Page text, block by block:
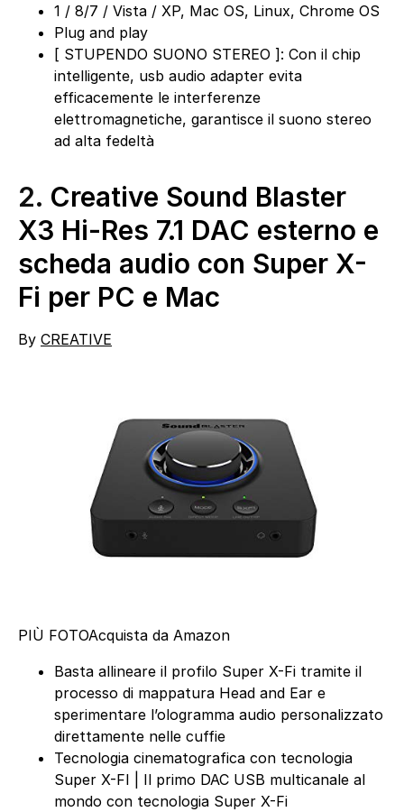
1 / 8/7 / Vista / XP, Mac OS, Linux, Chrome OS
Plug and play
[ STUPENDO SUONO STEREO ]: Con il chip
intelligente, usb audio adapter evita
efficacemente le interferenze
elettromagnetiche, garantisce il suono stereo
ad alta fedeltà
2. Creative Sound Blaster
X3 Hi-Res 7.1 DAC esterno e
scheda audio con Super X-
Fi per PC e Mac
By CREATIVE
PIÙ FOTOAcquista da Amazon
Basta allineare il profilo Super X-Fi tramite il
processo di mappatura Head and Ear e
sperimentare l’ologramma audio personalizzato
direttamente nelle cuffie
Tecnologia cinematografica con tecnologia
Super X-FI | Il primo DAC USB multicanale al
mondo con tecnologia Super X-Fi